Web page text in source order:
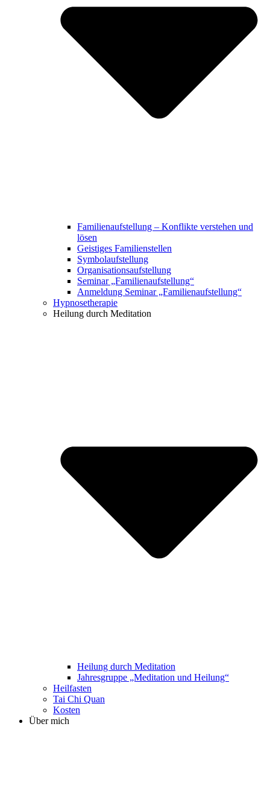
Familienaufstellung – Konflikte verstehen und
lösen
Geistiges Familienstellen
Symbolaufstellung
Organisationsaufstellung
Seminar „Familienaufstellung“
Anmeldung Seminar „Familienaufstellung“
Hypnosetherapie
Heilung durch Meditation
Heilung durch Meditation
Jahresgruppe „Meditation und Heilung“
Heilfasten
Tai Chi Quan
Kosten
Über mich